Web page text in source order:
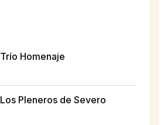
Trío Homenaje
Los Pleneros de Severo